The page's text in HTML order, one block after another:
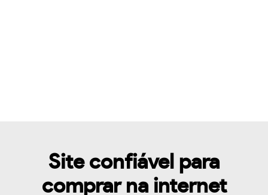
Site confiável para
comprar na internet